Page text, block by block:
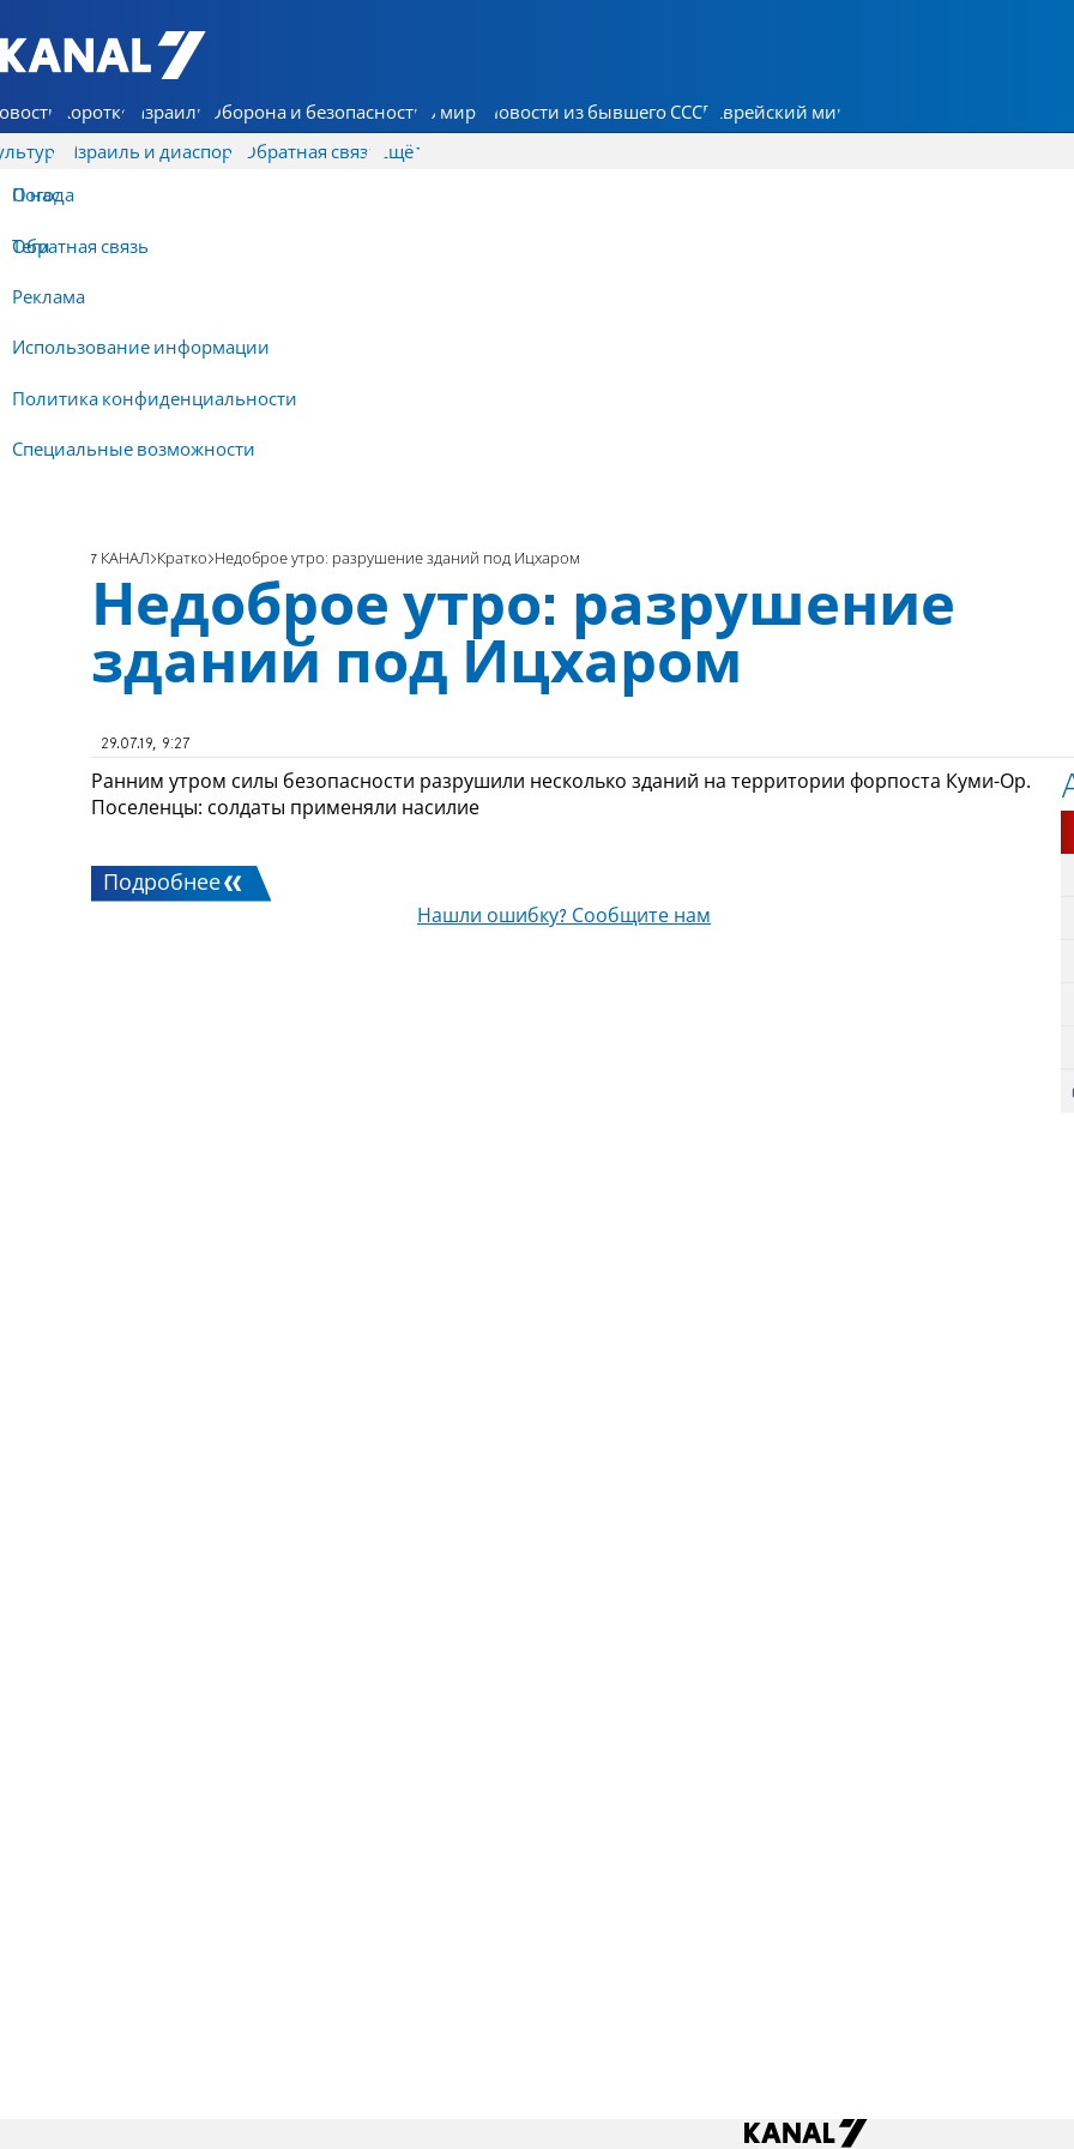
7 КАНАЛ - Аруц Шева
Коротко Израиль Оборона и безопасность В мире Новости из бывшего СССР Еврейский мир
Израиль и диаспора Обратная связь
О нас
Обратная связь
Реклама
Использование информации
Политика конфиденциальности
Специальные возможности
Ещё
Погода
Теги
7 КАНАЛ Кратко Недоброе утро: разрушение зданий под Ицхаром
Недоброе утро: разрушение
зданий под Ицхаром
29.07.19, 9:27
Ранним утром силы безопасности разрушили несколько зданий на территории форпоста Куми-Ор.
Поселенцы: солдаты применяли насилие
Подробнее
Нашли ошибку? Сообщите нам